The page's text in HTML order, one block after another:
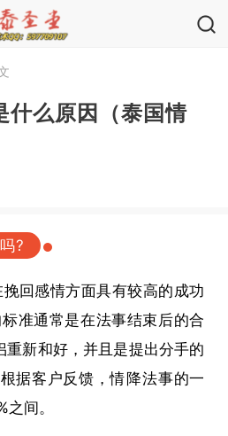
什么原因（泰国情
?
回感情方面具有较高的成功
准通常是在法事结束后的合
重新和好，并且是提出分手的
据客户反馈，情降法事的一
间。